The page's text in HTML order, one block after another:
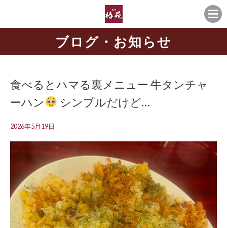
ブログ・お知らせ
食べるとハマる裏メニュー 牛タンチャ
ーハン
シンプルだけど…
2026年5月19日